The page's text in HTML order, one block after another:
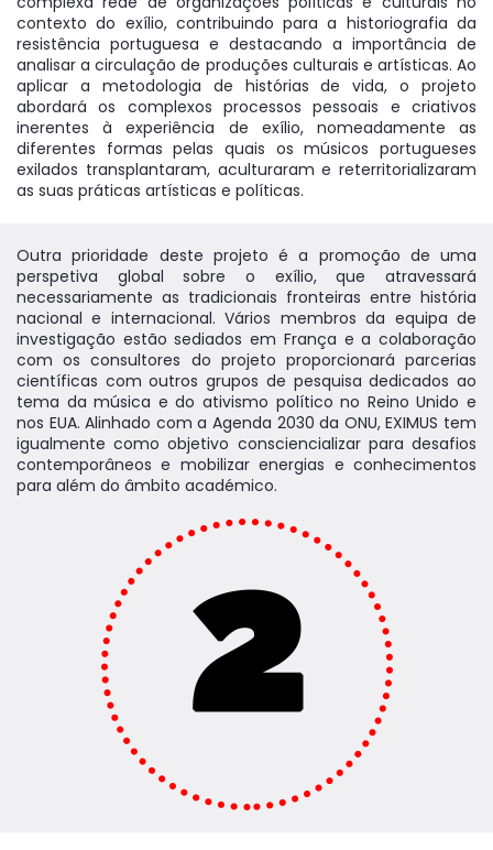
contexto do exílio, contribuindo para a historiografia da
resistência portuguesa e destacando a importância de
analisar a circulação de produções culturais e artísticas. Ao
aplicar a metodologia de histórias de vida, o projeto
abordará os complexos processos pessoais e criativos
inerentes à experiência de exílio, nomeadamente as
diferentes formas pelas quais os músicos portugueses
exilados transplantaram, aculturaram e reterritorializaram
as suas práticas artísticas e políticas.
Outra prioridade deste projeto é a promoção de uma
perspetiva global sobre o exílio, que atravessará
necessariamente as tradicionais fronteiras entre história
nacional e internacional. Vários membros da equipa de
investigação estão sediados em França e a colaboração
com os consultores do projeto proporcionará parcerias
científicas com outros grupos de pesquisa dedicados ao
tema da música e do ativismo político no Reino Unido e
nos EUA. Alinhado com a Agenda 2030 da ONU, EXIMUS tem
igualmente como objetivo consciencializar para desafios
contemporâneos e mobilizar energias e conhecimentos
para além do âmbito académico.